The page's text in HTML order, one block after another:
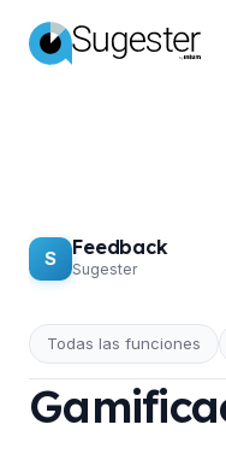
S Feedback
Sugester
Todas las funciones
FEEDBACK